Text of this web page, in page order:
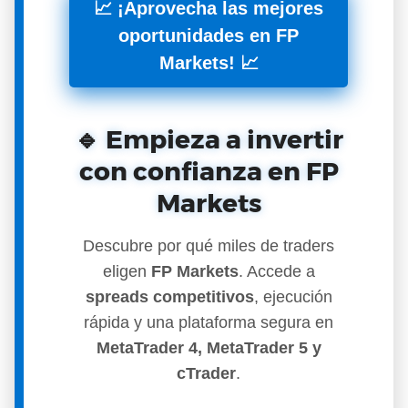
📈 ¡Aprovecha las mejores
oportunidades en FP
Markets! 📈
🔹 Empieza a invertir
con confianza en FP
Markets
Descubre por qué miles de traders
eligen FP Markets. Accede a
spreads competitivos, ejecución
rápida y una plataforma segura en
MetaTrader 4, MetaTrader 5 y
cTrader.